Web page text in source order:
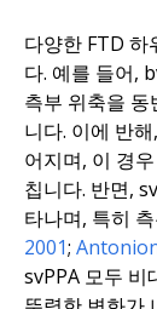
다양한 FTD 하
다. 예를 들어,
측부 위축을
니다. 이에 반
어지며, 이 경
칩니다. 반면,
타나며, 특히
2001;
svPPA 모두 비